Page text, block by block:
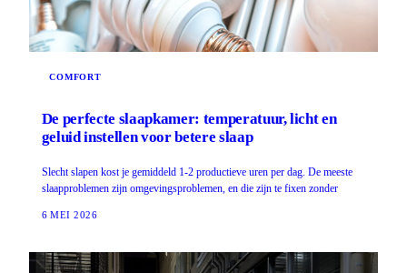
COMFORT
De perfecte slaapkamer: temperatuur, licht en
geluid instellen voor betere slaap
Slecht slapen kost je gemiddeld 1-2 productieve uren per dag. De meeste
slaapproblemen zijn omgevingsproblemen, en die zijn te fixen zonder
6 MEI 2026